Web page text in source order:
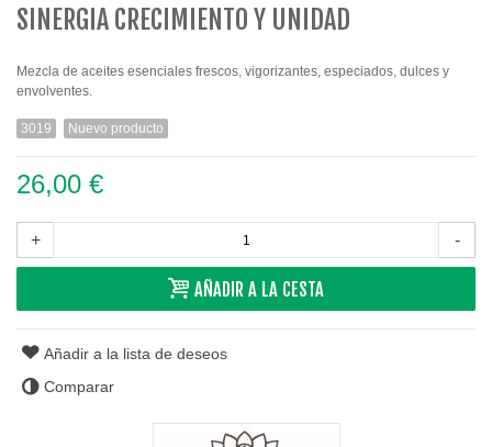
SINERGIA CRECIMIENTO Y UNIDAD
Mezcla de aceites esenciales frescos, vigorizantes, especiados, dulces y
envolventes.
3019 Nuevo producto
26,00 €
-
+
AÑADIR A LA CESTA
Añadir a la lista de deseos
Comparar